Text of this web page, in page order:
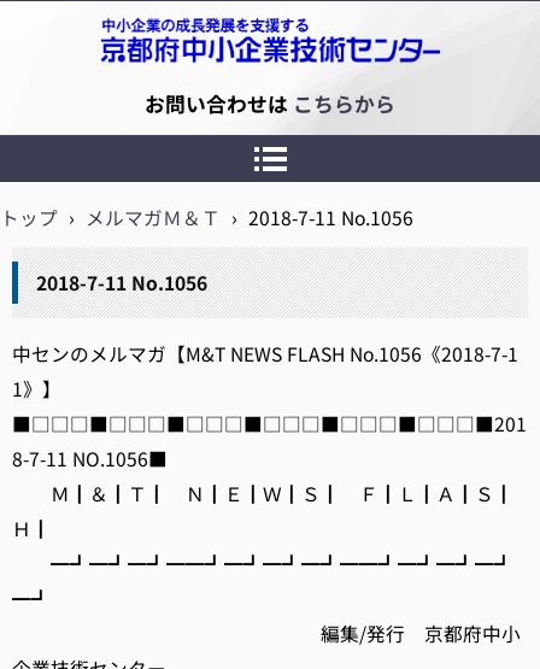
京都府中小企業技術センター
お問い合わせは こちらから
トップ › メルマガＭ＆Ｔ › 2018-7-11 No.1056
2018-7-11 No.1056
中センのメルマガ【M&T NEWS FLASH No.1056《2018-7-1
1》】
■□□□■□□□■□□□■□□□■□□□■□□□■201
8-7-11 NO.1056■
Ｍ┃＆┃Ｔ┃ Ｎ┃Ｅ┃Ｗ┃Ｓ┃ Ｆ┃Ｌ┃Ａ┃Ｓ┃
Ｈ┃
━┛━┛━┛━━┛━┛━┛━┛━━┛━┛━┛━┛
━┛
編集/発行 京都府中小